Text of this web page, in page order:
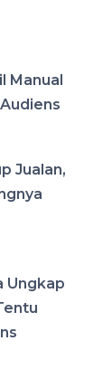
Manual
Jualan,
Ungkap